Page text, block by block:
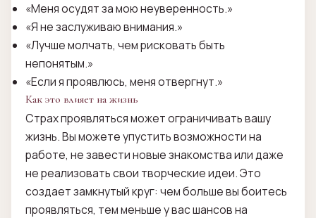
«Меня осудят за мою неуверенность.»
«Я не заслуживаю внимания.»
«Лучше молчать, чем рисковать быть
непонятым.»
«Если я проявлюсь, меня отвергнут.»
Как это влияет на жизнь
Страх проявляться может ограничивать вашу
жизнь. Вы можете упустить возможности на
работе, не завести новые знакомства или даже
не реализовать свои творческие идеи. Это
создает замкнутый круг: чем больше вы боитесь
проявляться, тем меньше у вас шансов на